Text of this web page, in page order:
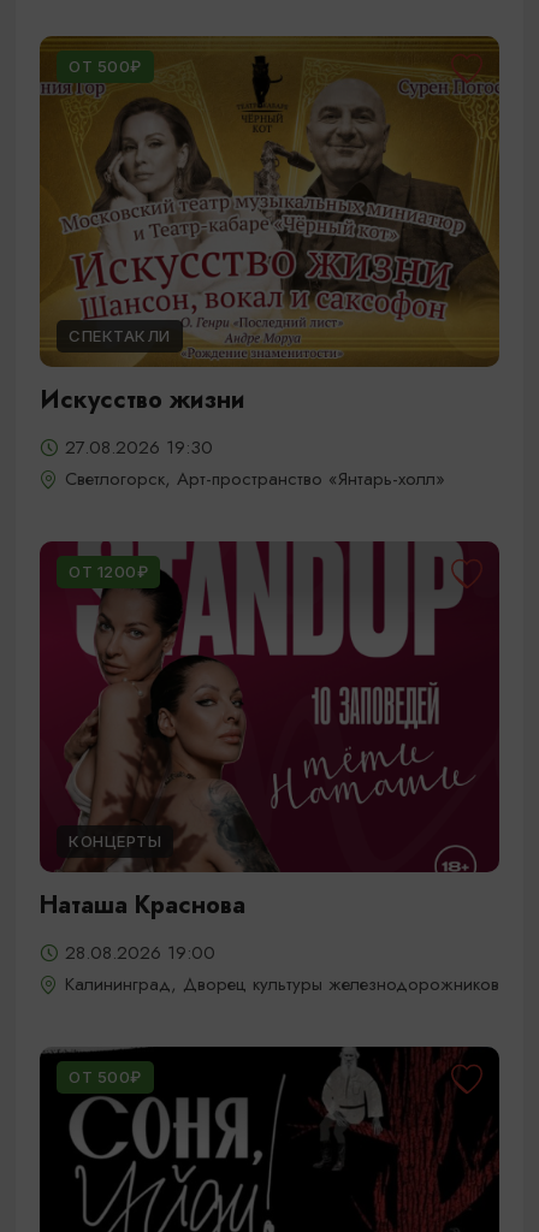
ОТ 500₽
СПЕКТАКЛИ
Искусство жизни
27.08.2026 19:30
Светлогорск, Арт-пространство «Янтарь-холл»
ОТ 1200₽
КОНЦЕРТЫ
Наташа Краснова
28.08.2026 19:00
Калининград, Дворец культуры железнодорожников
ОТ 500₽